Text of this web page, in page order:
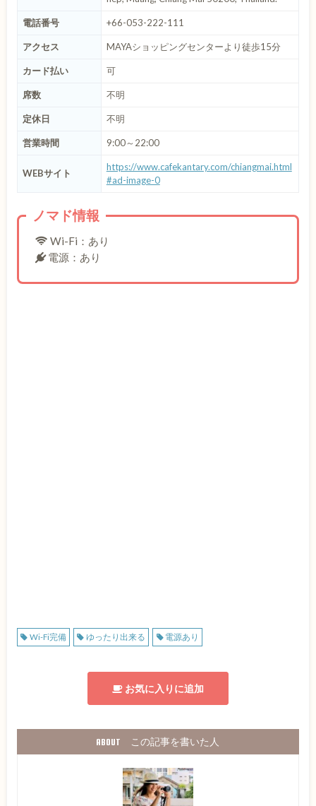
電話番号 +66-053-222-111
アクセス MAYAショッピングセンターより徒歩15分
カード払い 可
席数 不明
定休日 不明
営業時間 9:00～22:00
WEBサイト
https://www.cafekantary.com/chiangmai.html
#ad-image-0
ノマド情報
Wi-Fi：あり
電源：あり
Wi-Fi完備 ゆったり出来る 電源あり
お気に入りに追加